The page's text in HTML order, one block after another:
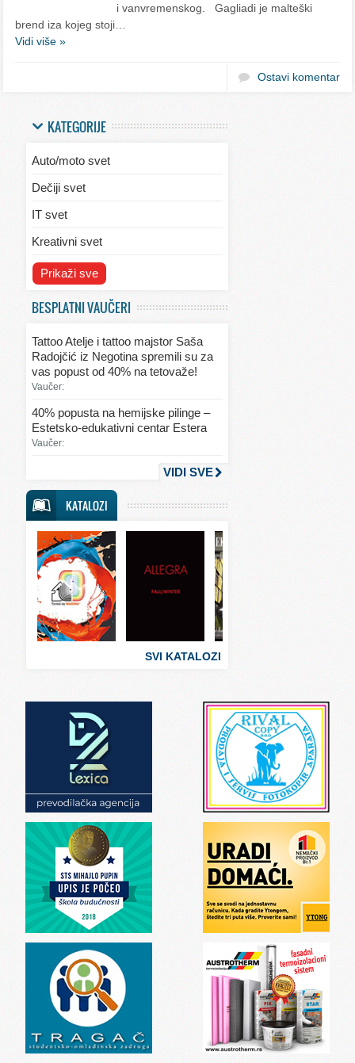
i vanvremenskog. Gagliadi je malteški
brend iza kojeg stoji…
Vidi više »
Ostavi komentar
KATEGORIJE
Auto/moto svet
Dečiji svet
IT svet
Kreativni svet
Svet ekologije
Svet kulinarstva
Svet lepote
Svet mode
Svet sporta
Svet tehnike
Svet ugostiteljstva
Svet zabave i umetnosti
Svet zanimljivosti
Svet zdravlja
Prikaži sve
BESPLATNI VAUČERI
Tattoo Atelje i tattoo majstor Saša
Radojčić iz Negotina spremili su za
vas popust od 40% na tetovaže!
Vaučer:
40% popusta na hemijske pilinge –
Estetsko-edukativni centar Estera
Vaučer:
VIDI SVE
KATALOZI
SVI KATALOZI